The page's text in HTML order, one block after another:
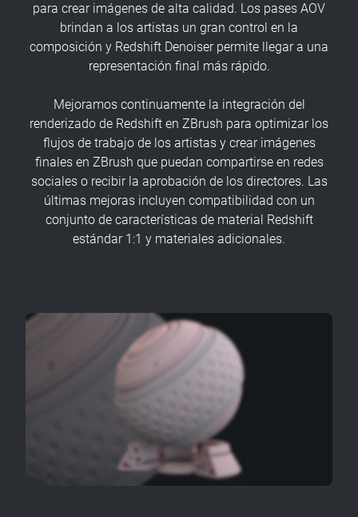
para crear imágenes de alta calidad. Los pases AOV
brindan a los artistas un gran control en la
composición y Redshift Denoiser permite llegar a una
representación final más rápido.
Mejoramos continuamente la integración del
renderizado de Redshift en ZBrush para optimizar los
flujos de trabajo de los artistas y crear imágenes
finales en ZBrush que puedan compartirse en redes
sociales o recibir la aprobación de los directores. Las
últimas mejoras incluyen compatibilidad con un
conjunto de características de material Redshift
estándar 1:1 y materiales adicionales.